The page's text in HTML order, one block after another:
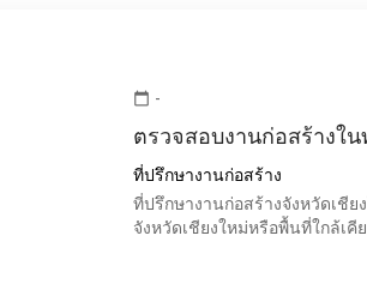
calendar_today -
ตรวจสอบงานก่อสร้างใ
ที่ปรึกษางานก่อสร้าง
ที่ปรึกษางานก่อสร้างจังหวัดเชี
จังหวัดเชียงใหม่หรือพื้นที่ใกล้เคี